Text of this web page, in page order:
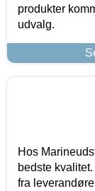
produkter
udvalg.
Hos
bedste
fra